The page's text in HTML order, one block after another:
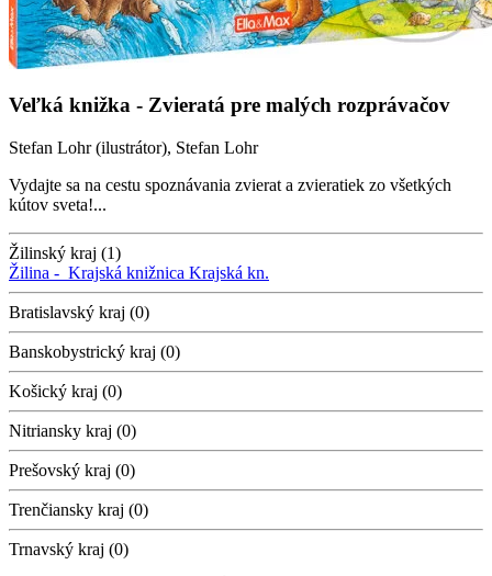
Veľká knižka - Zvieratá pre malých rozprávačov
Stefan Lohr (ilustrátor), Stefan Lohr
Vydajte sa na cestu spoznávania zvierat a zvieratiek zo všetkých
kútov sveta!...
Žilinský kraj (1)
Žilina - Krajská knižnica Krajská kn.
Bratislavský kraj (0)
Banskobystrický kraj (0)
Košický kraj (0)
Nitriansky kraj (0)
Prešovský kraj (0)
Trenčiansky kraj (0)
Trnavský kraj (0)